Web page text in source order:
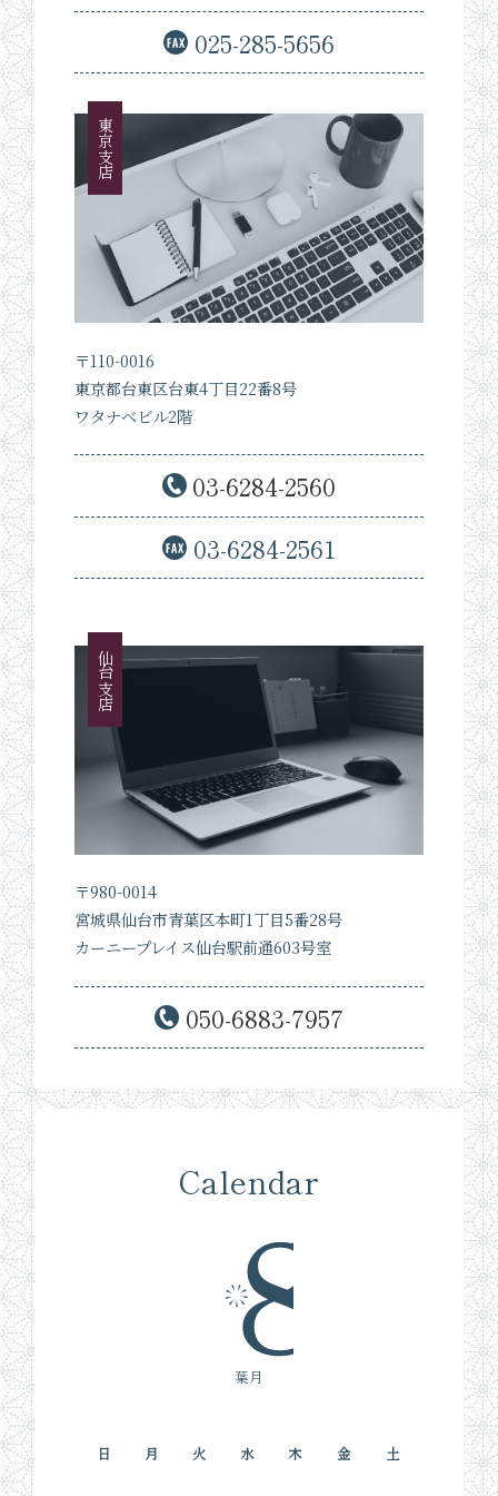
025-285-5656
東京支店
〒110-0016
東京都台東区台東4丁目22番8号
ワタナベビル2階
03-6284-2560
03-6284-2561
仙台支店
〒980-0014
宮城県仙台市青葉区本町1丁目5番28号
カーニープレイス仙台駅前通603号室
050-6883-7957
Calendar
葉月
日 月 火 水 木 金 土